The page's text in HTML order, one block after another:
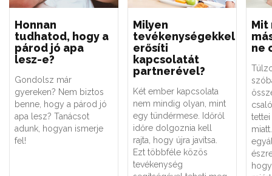
Honnan
tudhatod, hogy a
párod jó apa
lesz-e?
Gondolsz már
gyereken? Nem biztos
benne, hogy a párod jó
apa lesz? Tanácsot
adunk, hogyan ismerje
fel!
Milyen
tevékenységekkel
erősíti
kapcsolatát
partnerével?
Két ember kapcsolata
nem mindig olyan, mint
egy tündérmese. Időről
időre dolgoznia kell
rajta, hogy újra javítsa.
Ezt többféle közös
tevékenység
Mit
ne